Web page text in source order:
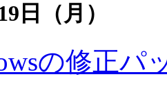
日（月）
の修正パ